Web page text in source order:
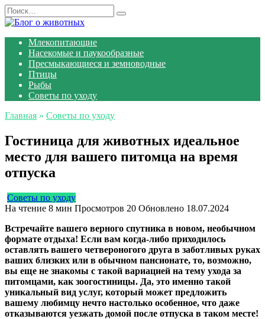
Перейти
к
Search
for:
Млекопитающие
Насекомые и паукообразные
Пресмыкающиеся и земноводные
Птицы
Рыбы
Советы по уходу
Главная » Советы по уходу
Гостиница для животных идеальное
место для вашего питомца на время
отпуска
Советы по уходу
На чтение 8 мин Просмотров 20 Обновлено 18.07.2024
Встречайте вашего верного спутника в новом, необычном
формате отдыха! Если вам когда-либо приходилось
оставлять вашего четвероногого друга в заботливых руках
ваших близких или в обычном пансионате, то, возможно,
вы еще не знакомы с такой вариацией на тему ухода за
питомцами, как зоогостиницы. Да, это именно такой
уникальный вид услуг, который может предложить
вашему любимцу нечто настолько особенное, что даже
отказываются уезжать домой после отпуска в таком месте!